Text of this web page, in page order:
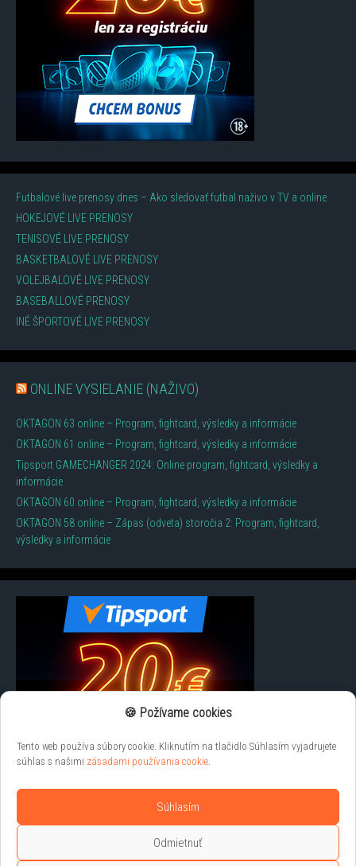
🍪 Požívame cookies
Tento web používa súbory cookie. Kliknutím na tlačidlo Súhlasím vyjadrujete
súhlas s našimi zásadami používania cookie.
Súhlasím
Odmietnuť
Futbalové live prenosy dnes – Ako sledovať futbal naživo v TV a online
HOKEJOVÉ LIVE PRENOSY
TENISOVÉ LIVE PRENOSY
BASKETBALOVÉ LIVE PRENOSY
VOLEJBALOVÉ LIVE PRENOSY
BASEBALLOVÉ PRENOSY
INÉ ŠPORTOVÉ LIVE PRENOSY
ONLINE VYSIELANIE (NAŽIVO)
OKTAGON 63 online – Program, fightcard, výsledky a informácie
OKTAGON 61 online – Program, fightcard, výsledky a informácie
Tipsport GAMECHANGER 2024: Online program, fightcard, výsledky a
informácie
OKTAGON 60 online – Program, fightcard, výsledky a informácie
OKTAGON 58 online – Zápas (odveta) storočia 2: Program, fightcard,
výsledky a informácie